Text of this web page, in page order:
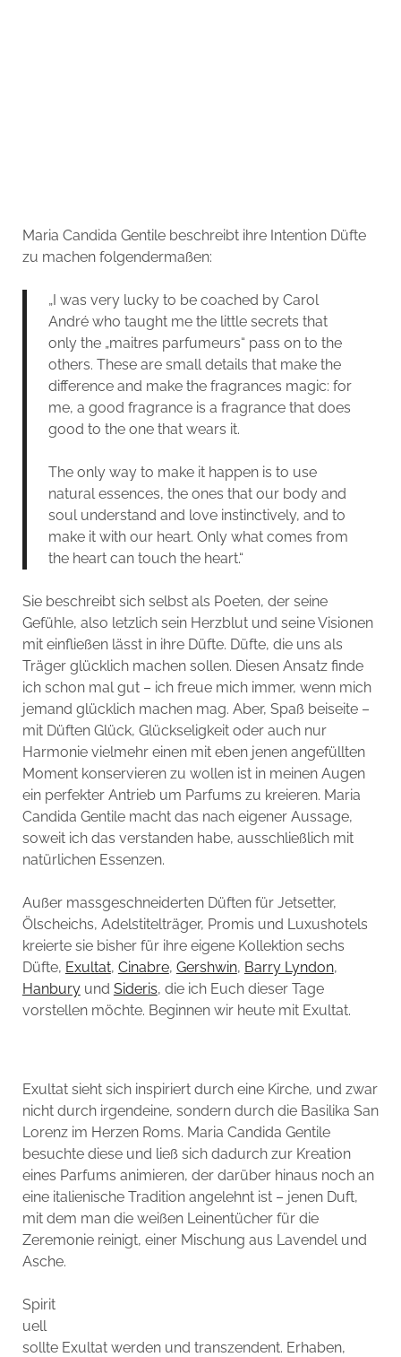
Maria Candida Gentile beschreibt ihre Intention Düfte
zu machen folgendermaßen:
„I was very lucky to be coached by Carol
André who taught me the little secrets that
only the „maitres parfumeurs“ pass on to the
others. These are small details that make the
difference and make the fragrances magic: for
me, a good fragrance is a fragrance that does
good to the one that wears it.
The only way to make it happen is to use
natural essences, the ones that our body and
soul understand and love instinctively, and to
make it with our heart. Only what comes from
the heart can touch the heart.“
Sie beschreibt sich selbst als Poeten, der seine
Gefühle, also letzlich sein Herzblut und seine Visionen
mit einfließen lässt in ihre Düfte. Düfte, die uns als
Träger glücklich machen sollen. Diesen Ansatz finde
ich schon mal gut – ich freue mich immer, wenn mich
jemand glücklich machen mag. Aber, Spaß beiseite –
mit Düften Glück, Glückseligkeit oder auch nur
Harmonie vielmehr einen mit eben jenen angefüllten
Moment konservieren zu wollen ist in meinen Augen
ein perfekter Antrieb um Parfums zu kreieren. Maria
Candida Gentile macht das nach eigener Aussage,
soweit ich das verstanden habe, ausschließlich mit
natürlichen Essenzen.
Außer massgeschneiderten Düften für Jetsetter,
Ölscheichs, Adelstitelträger, Promis und Luxushotels
kreierte sie bisher für ihre eigene Kollektion sechs
Düfte, Exultat, Cinabre, Gershwin, Barry Lyndon,
Hanburyund Sideris, die ich Euch dieser Tage
vorstellen möchte. Beginnen wir heute mit Exultat.
Exultat sieht sich inspiriert durch eine Kirche, und zwar
nicht durch irgendeine, sondern durch die Basilika San
Lorenz im Herzen Roms. Maria Candida Gentile
besuchte diese und ließ sich dadurch zur Kreation
eines Parfums animieren, der darüber hinaus noch an
eine italienische Tradition angelehnt ist – jenen Duft,
mit dem man die weißen Leinentücher für die
Zeremonie reinigt, einer Mischung aus Lavendel und
Asche.
Spirit
uell
sollte Exultat werden und transzendent. Erhaben,